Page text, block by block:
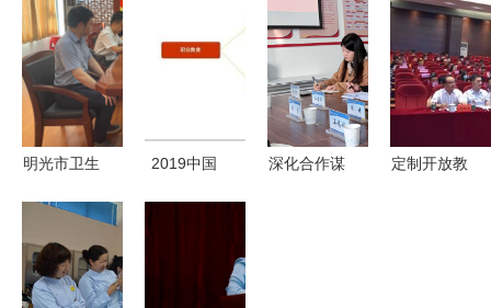
院全日制航
空服务职业
技能培训项
目招生简章
（非学历教
仍占大头，
务悄然崛起
历教育培训
工作推进会
还有多远?
明光市卫生
一行来我校
调研非学历
2019中国
深化合作谋
定制开放教